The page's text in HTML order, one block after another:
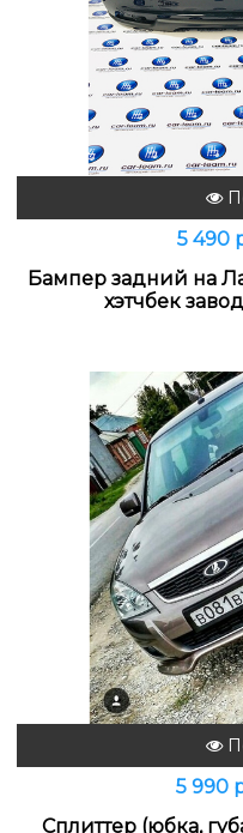
5 490
Бампер задний на
хэтчбек
5 990
Сплиттер (юбка,